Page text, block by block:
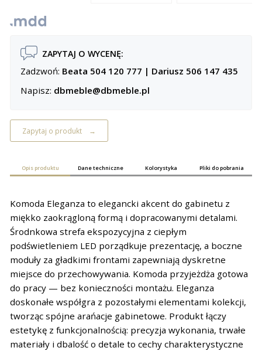
ZAPYTAJ O WYCENĘ:
Zadzwoń: Beata 504 120 777 | Dariusz 506 147 435
Napisz: dbmeble@dbmeble.pl
Zapytaj o produkt
Opis produktu Dane techniczne Kolorystyka Pliki do pobrania
Komoda Eleganza to elegancki akcent do gabinetu z
miękko zaokrągloną formą i dopracowanymi detalami.
Środnkowa strefa ekspozycyjna z ciepłym
podświetleniem LED porządkuje prezentację, a boczne
moduły za gładkimi frontami zapewniają dyskretne
miejsce do przechowywania. Komoda przyjeżdża gotowa
do pracy — bez konieczności montażu. Eleganza
doskonałe współgra z pozostałymi elementami kolekcji,
tworząc spójne arańacje gabinetowe. Produkt łączy
estetykę z funkcjonalnością: precyzja wykonania, trwałe
materiały i dbalość o detale to cechy charakterystyczne